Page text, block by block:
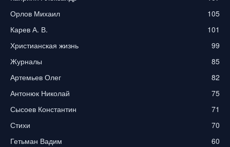
Орлов Михаил
105
Карев А. В.
101
Христианская жизнь
99
Журналы
85
Артемьев Олег
82
Антонюк Николай
75
Сысоев Константин
71
Стихи
70
Гетьман Вадим
60